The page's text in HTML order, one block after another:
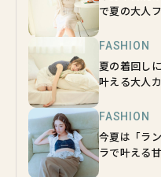
で夏の大人
FASHION
夏の着回し
叶える大人
FASHION
今夏は「ラ
ラで叶える